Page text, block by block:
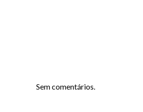
Sem comentários.